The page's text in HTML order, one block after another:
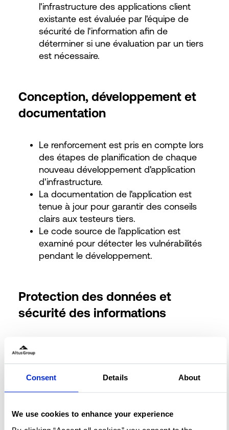
Consent Details About
We use cookies to enhance your experience
l'infrastructure des applications client
existante est évaluée par l'équipe de
sécurité de l'information afin de
déterminer si une évaluation par un tiers
est nécessaire.
Conception, développement et
documentation
Le renforcement est pris en compte lors
des étapes de planification de chaque
nouveau développement d'application
d'infrastructure.
La documentation de l'application est
tenue à jour pour garantir des conseils
clairs aux testeurs tiers.
Le code source de l'application est
examiné pour détecter les vulnérabilités
pendant le développement.
Protection des données et
sécurité des informations
le processus de renforcement.
Outils de test de sécurité approuvés par
données client hors des environnements